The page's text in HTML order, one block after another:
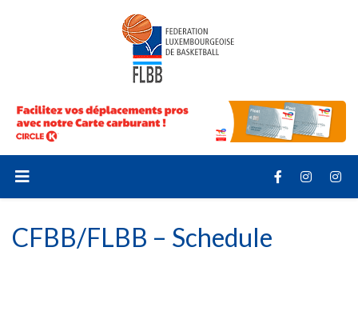
CFBB/FLBB – Schedule